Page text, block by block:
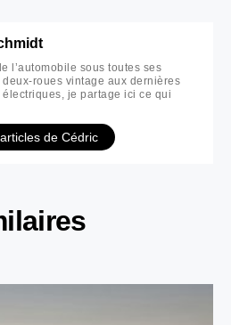
l’automobile sous toutes ses
deux-roues vintage aux dernières
je partage ici ce qui
de Cédric